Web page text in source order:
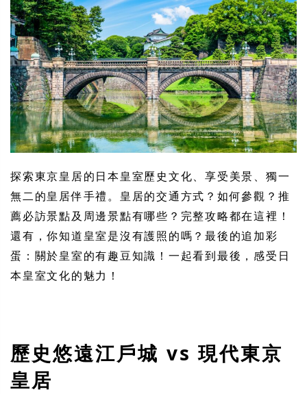
探索東京皇居的日本皇室歷史文化、享受美景、獨一
無二的皇居伴手禮。皇居的交通方式？如何參觀？推
薦必訪景點及周邊景點有哪些？完整攻略都在這裡！
還有，你知道皇室是沒有護照的嗎？最後的追加彩
蛋：關於皇室的有趣豆知識！一起看到最後，感受日
本皇室文化的魅力！
歷史悠遠江戶城 vs 現代東京
皇居